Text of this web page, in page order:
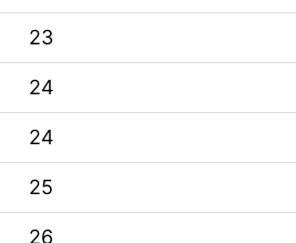
23
24
24
25
26